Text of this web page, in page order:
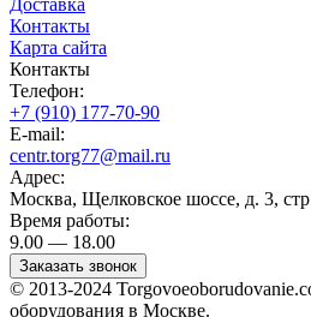
Доставка
Контакты
Карта сайта
Контакты
Телефон:
+7 (910) 177-70-90
E-mail:
centr.torg77@mail.ru
Адрес:
Москва, Щелковское шоссе, д. 3,
Время работы:
9.00 — 18.00
Заказать звонок
© 2013-2024
оборудования в Москве.